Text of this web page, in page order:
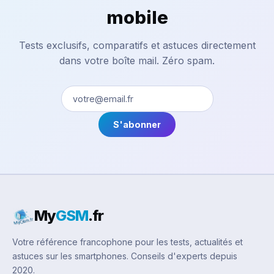
mobile
Tests exclusifs, comparatifs et astuces directement
dans votre boîte mail. Zéro spam.
S'abonner
MyGSM.fr
Votre référence francophone pour les tests, actualités et
astuces sur les smartphones. Conseils d'experts depuis
2020.